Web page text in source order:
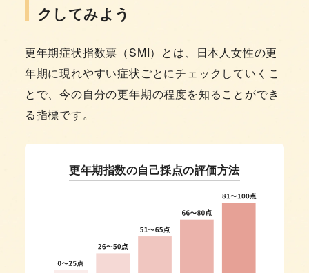
クしてみよう
更年期症状指数票（SMI）とは、日本人女性の更
年期に現れやすい症状ごとにチェックしていくこ
とで、今の自分の更年期の程度を知ることができ
る指標です。
更年期指数の自己採点の評価方法